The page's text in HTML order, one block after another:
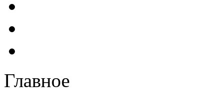
Главное